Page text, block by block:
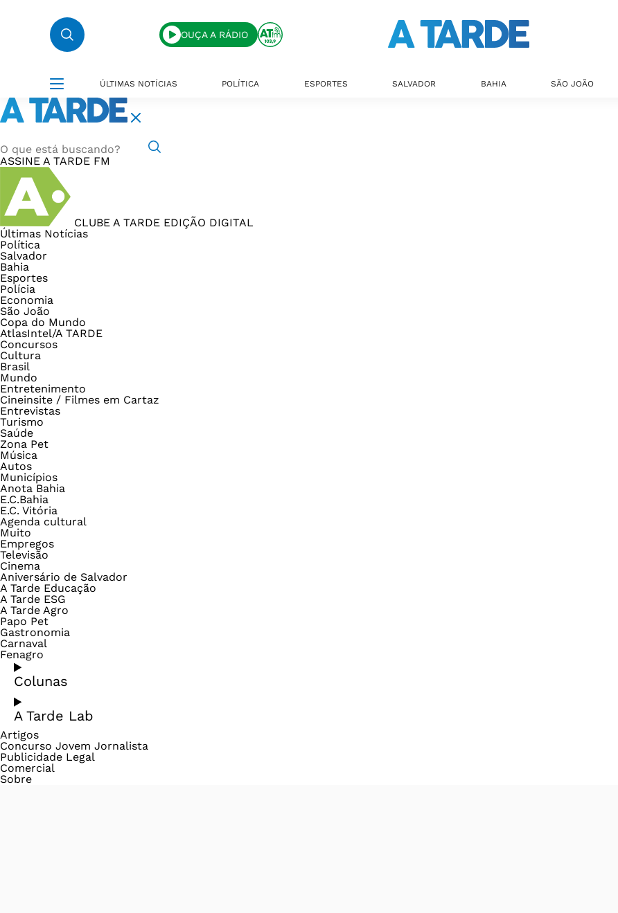
OUÇA A RÁDIO
ÚLTIMAS NOTÍCIAS POLÍTICA ESPORTES SALVADOR BAHIA SÃO JOÃO
ASSINE A TARDE FM
CLUBE A TARDE EDIÇÃO DIGITAL
Últimas Notícias
Política
Salvador
Bahia
Esportes
Polícia
Economia
São João
Copa do Mundo
AtlasIntel/A TARDE
Concursos
Cultura
Brasil
Mundo
Entretenimento
Cineinsite / Filmes em Cartaz
Entrevistas
Turismo
Saúde
Zona Pet
Música
Autos
Municípios
Anota Bahia
E.C.Bahia
E.C. Vitória
Agenda cultural
Muito
Empregos
Televisão
Cinema
Aniversário de Salvador
A Tarde Educação
A Tarde ESG
A Tarde Agro
Papo Pet
Gastronomia
Carnaval
Fenagro
Colunas
A Tarde Lab
Artigos
Concurso Jovem Jornalista
Publicidade Legal
Comercial
Sobre